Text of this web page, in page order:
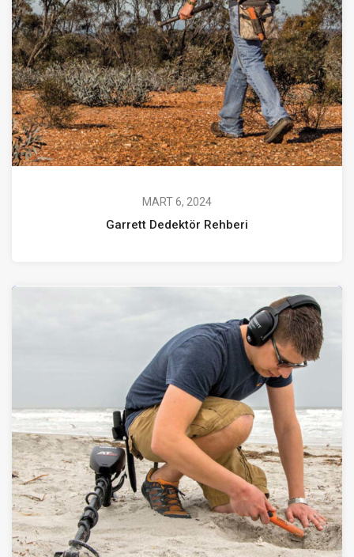
MART 6, 2024
Garrett Dedektör Rehberi